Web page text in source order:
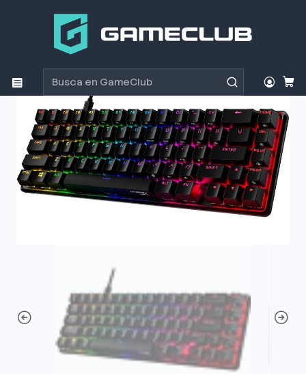
Productos
Teclado Gamer HyperX Alloy Origins 65% US Red